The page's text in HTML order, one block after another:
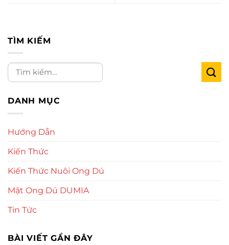
TÌM KIẾM
DANH MỤC
Hướng Dẫn
Kiến Thức
Kiến Thức Nuôi Ong Dú
Mật Ong Dú DUMIA
Tin Tức
BÀI VIẾT GẦN ĐÂY